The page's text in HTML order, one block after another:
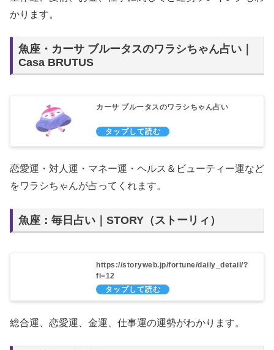
かります。
魚座・カーサ ブルータスのワラシちゃん占い｜
Casa BRUTUS
カーサ ブルータスのワラシちゃん占い
恋愛運・対人運・マネー運・ヘルス＆ビューティー運など
をワラシちゃんが占ってくれます。
魚座：毎日占い｜STORY（ストーリィ）
https://storyweb.jp/fortune/daily_detail/?
fi=12
総合運、恋愛運、金運、仕事運の運勢がわかります。